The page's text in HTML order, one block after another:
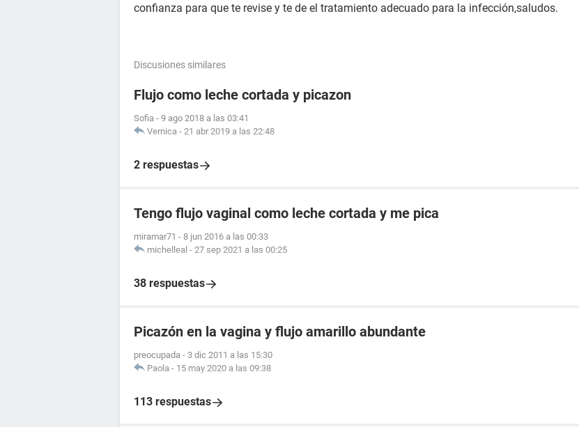
confianza para que te revise y te de el tratamiento adecuado para la infección,saludos.
Discusiones similares
Flujo como leche cortada y picazon
Sofia - 9 ago 2018 a las 03:41
Vernica - 21 abr 2019 a las 22:48
2 respuestas
Tengo flujo vaginal como leche cortada y me pica
miramar71 - 8 jun 2016 a las 00:33
michelleal - 27 sep 2021 a las 00:25
38 respuestas
Picazón en la vagina y flujo amarillo abundante
preocupada - 3 dic 2011 a las 15:30
Paola - 15 may 2020 a las 09:38
113 respuestas